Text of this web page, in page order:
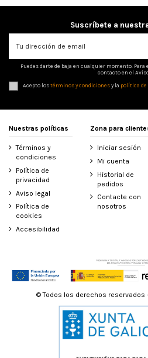
Suscríbete a
Puedes darte de baja en cualquier momento.
contacto en el
Acepto lostérminos y condicionesy la política de
Nuestras políticas
Términos y
condiciones
Política de
privacidad
Aviso legal
Política de
cookies
Accesibilidad
Zona para
Iniciar sesión
Mi cuenta
Historial de
pedidos
Contacte con
nosotros
© Todos los derechos reservados